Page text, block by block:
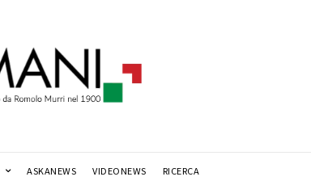
ASKANEWS VIDEONEWS RICERCA